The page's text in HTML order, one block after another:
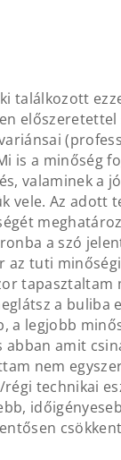
találkozott
előszeretettel
is a minőség
valaminek a
vele. Az adott
a szó
az tuti
tapasztaltam
a buliba
a legjobb
amit
nem
technikai